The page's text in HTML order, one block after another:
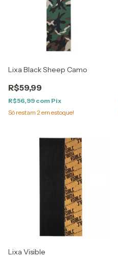
Lixa Black Sheep Camo
R$59,99
R$56,99 com Pix
Só restam 2em estoque!
Lixa Visible